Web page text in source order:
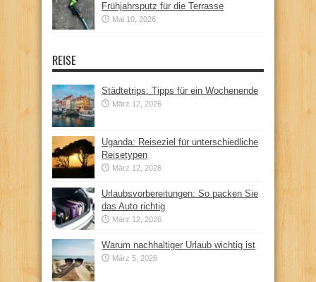
Frühjahrsputz für die Terrasse
Mai 10, 2026
REISE
Städtetrips: Tipps für ein Wochenende
März 12, 2026
Uganda: Reiseziel für unterschiedliche
Reisetypen
März 12, 2026
Urlaubsvorbereitungen: So packen Sie
das Auto richtig
März 12, 2026
Warum nachhaltiger Urlaub wichtig ist
März 5, 2026